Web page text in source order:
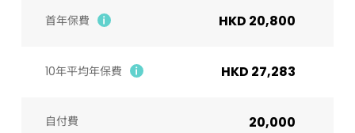
首年保費 HKD 20,800
10年平均年保費 HKD 27,283
自付費 20,000